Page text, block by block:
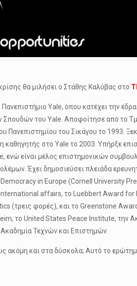
θα μιλήσει ο Στάθης Καλύβας στο
Yale, όπου κατέχει την
του Yale. Αποφοίτησε από το
Πανεπιστημίου του Σικάγου το 1993.
στο Yale το 2003. Υπήρξε
είναι μέλος επιστημονικών
Έχει δημοσιεύσει πλειάδα
in Europe (Cornell University
affairs, το Luebbert Award
φορές), και το Greenstone
το United States Peace Institute,
Τεχνών και Επιστημών.
ακόμη και στα δύσκολα; Αυτό το